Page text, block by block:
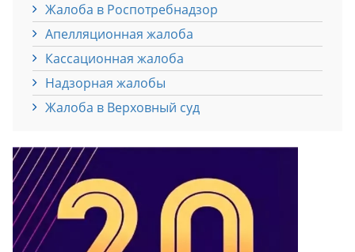
Жалоба в Роспотребнадзор
Апелляционная жалоба
Кассационная жалоба
Надзорная жалобы
Жалоба в Верховный суд